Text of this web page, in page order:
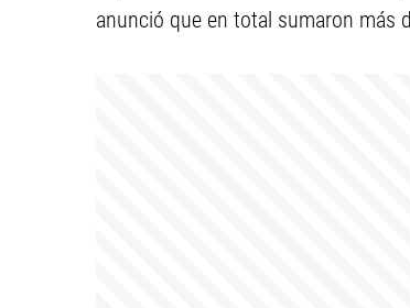
anunció que en total sumaron más